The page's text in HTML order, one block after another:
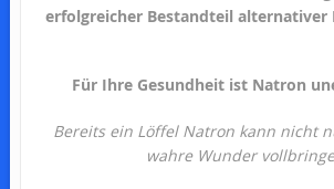
erfolgreicher Bestandteil alternativer
Für Ihre Gesundheit ist Natron
Bereits ein Löffel Natron kann nicht
wahre Wunder